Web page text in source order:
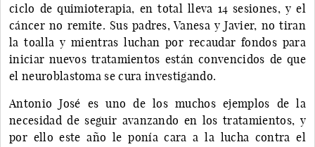
ciclo de quimioterapia, en total lleva 14 sesiones, y el
cáncer no remite. Sus padres, Vanesa y Javier, no tiran
la toalla y mientras luchan por recaudar fondos para
iniciar nuevos tratamientos están convencidos de que
el neuroblastoma se cura investigando.
Antonio José es uno de los muchos ejemplos de la
necesidad de seguir avanzando en los tratamientos, y
por ello este año le ponía cara a la lucha contra el